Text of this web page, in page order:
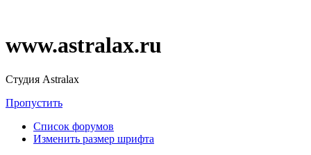
www.astralax.ru
Студия Astralax
Пропустить
Список форумов
Изменить размер шрифта